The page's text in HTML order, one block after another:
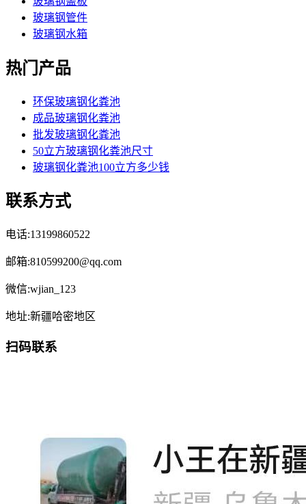
玻璃钢管件
玻璃钢水箱
热门产品
环保玻璃钢化粪池
成品玻璃钢化粪池
批发玻璃钢化粪池
50立方玻璃钢化粪池尺寸
玻璃钢化粪池100立方多少钱
联系方式
电话:13199860522
邮箱:810599200@qq.com
微信:wjian_123
地址:新疆哈密地区
扫码联系